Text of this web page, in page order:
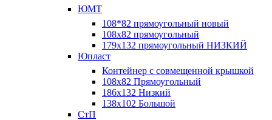
ЮМТ
108*82 прямоугольный новый
108х82 прямоугольный
179х132 прямоугольный НИЗКИЙ
Юпласт
Контейнер с совмещенной крышкой
108х82 Прямоугольный
186х132 Низкий
138х102 Большой
СтП